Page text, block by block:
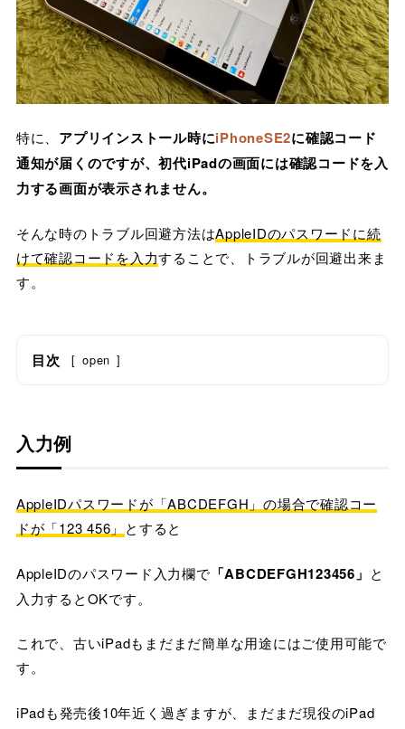
特に、 アプリインストール時にiPhoneSE2に確認コード
通知が届くのですが、初代iPadの画面には確認コードを入
力する画面が表示されません。
そんな時のトラブル回避方法はAppleIDのパスワードに続
けて確認コードを入力することで、トラブルが回避出来ま
す。
目次 [ open ]
入力例
AppleIDパスワードが「ABCDEFGH」の場合で確認コー
ドが「123 456」 とすると
AppleIDのパスワード入力欄で 「ABCDEFGH123456」 と
入力するとOKです。
これで、古いiPadもまだまだ簡単な用途にはご使用可能で
す。
iPadも発売後10年近く過ぎますが、まだまだ現役のiPad